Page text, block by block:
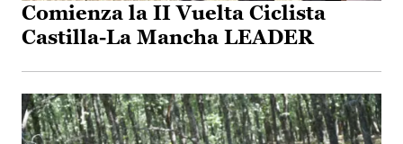
Comienza la II Vuelta Ciclista
Castilla-La Mancha LEADER